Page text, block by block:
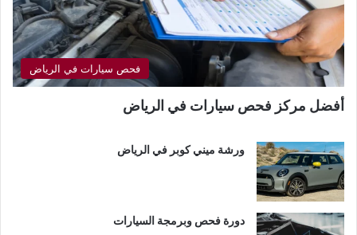
فحص سيارات في الرياض
أفضل مركز فحص سيارات في الرياض
ورشة ميني كوبر في الرياض
دورة فحص وبرمجة السيارات